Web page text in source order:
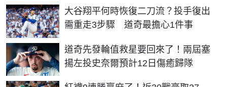
大谷翔平何時恢復二刀流？投手復出
需重走3步驟 道奇最擔心1件事
道奇先發輪值救星要回來了！兩屆塞
揚左投史奈爾預計12日傷癒歸隊